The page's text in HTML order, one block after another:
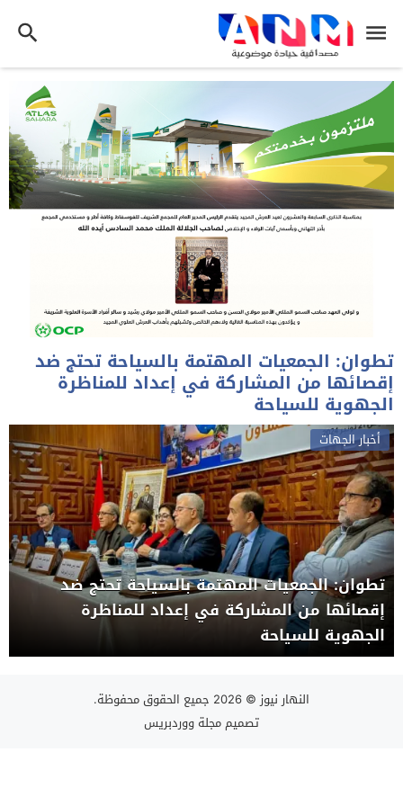
تطوان: الجمعيات المهتمة بالسياحة تحتج ضد
إقصائها من المشاركة في إعداد للمناظرة
الجهوية للسياحة
أخبار الجهات
تطوان: الجمعيات المهتمة بالسياحة تحتج ضد
إقصائها من المشاركة في إعداد للمناظرة
الجهوية للسياحة
النهار نيوز © 2026 جميع الحقوق محفوظة.
تصميممجلة ووردبريس